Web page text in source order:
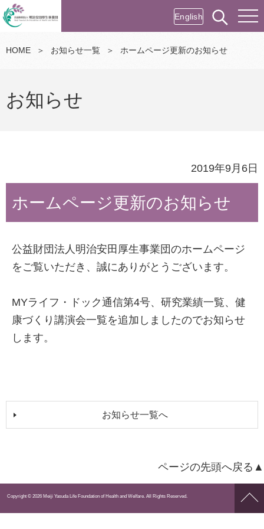
English
HOME ＞ お知らせ一覧 ＞ ホームページ更新のお知らせ
お知らせ
2019年9月6日
ホームページ更新のお知らせ
公益財団法人明治安田厚生事業団のホームページ
をご覧いただき、誠にありがとうございます。
MYライフ・ドック通信第4号、研究業績一覧、健
康づくり講演会一覧を追加しましたのでお知らせ
します。
お知らせ一覧へ
ページの先頭へ戻る▲
ペー
Copyright © 2026 Meiji Yasuda Life Foundation of Health and Welfare. All Rights Reserved.